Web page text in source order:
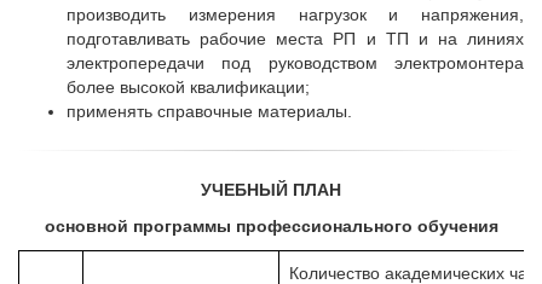
производить измерения нагрузок и напряжения,
подготавливать рабочие места РП и ТП и на линиях
электропередачи под руководством электромонтера
более высокой квалификации;
применять справочные материалы.
УЧЕБНЫЙ ПЛАН
основной программы профессионального обучения
Количество академических